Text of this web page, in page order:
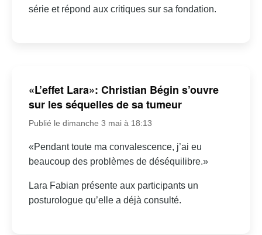
série et répond aux critiques sur sa fondation.
«L’effet Lara»: Christian Bégin s’ouvre
sur les séquelles de sa tumeur
Publié le dimanche 3 mai à 18:13
«Pendant toute ma convalescence, j’ai eu
beaucoup des problèmes de déséquilibre.»
Lara Fabian présente aux participants un
posturologue qu’elle a déjà consulté.